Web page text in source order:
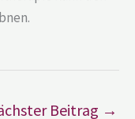
Beitrag →